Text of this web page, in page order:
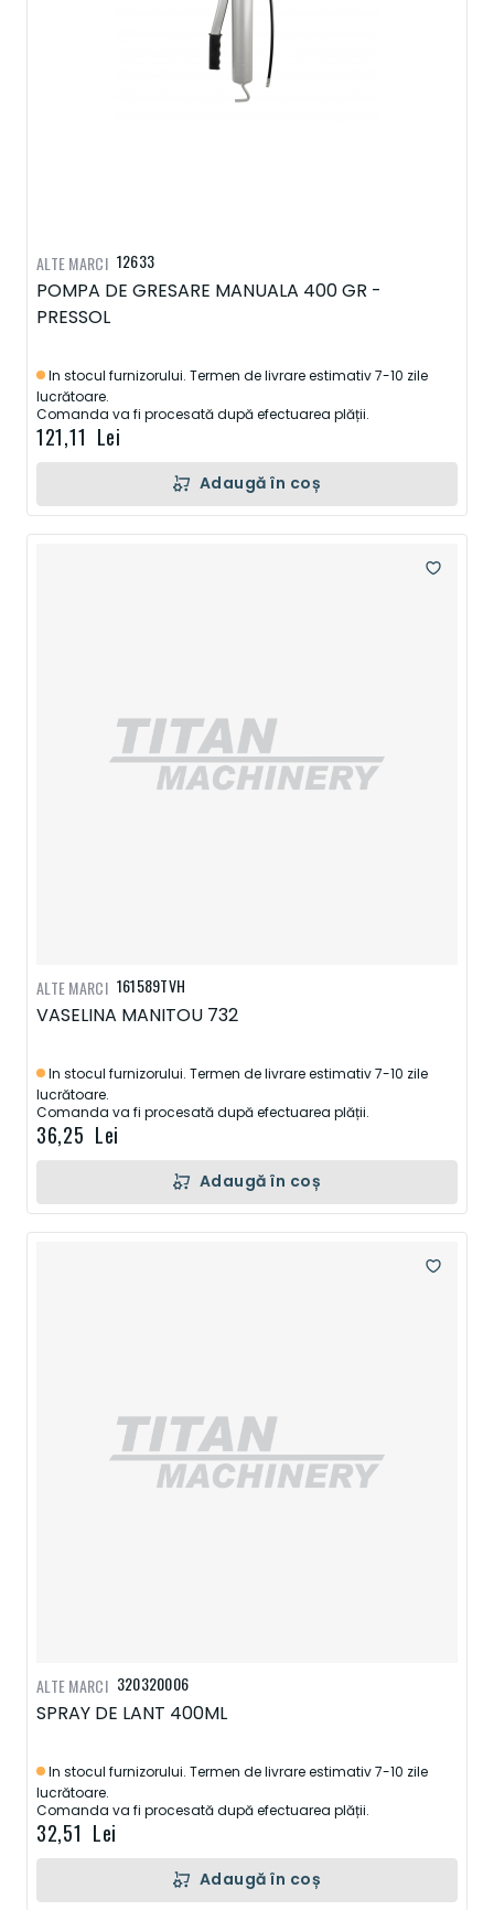
12633
POMPA DE GRESARE MANUALA 400 GR -
PRESSOL
In stocul furnizorului. Termen de livrare estimativ 7-10 zile
lucrătoare.
Comanda va fi procesată după efectuarea plății.
121,11 Lei
ALTE MARCI
Adaugă în coș
161589TVH
VASELINA MANITOU 732
In stocul furnizorului. Termen de livrare estimativ 7-10 zile
lucrătoare.
Comanda va fi procesată după efectuarea plății.
36,25 Lei
ALTE MARCI
Adaugă în coș
320320006
SPRAY DE LANT 400ML
In stocul furnizorului. Termen de livrare estimativ 7-10 zile
lucrătoare.
Comanda va fi procesată după efectuarea plății.
32,51 Lei
ALTE MARCI
Adaugă în coș